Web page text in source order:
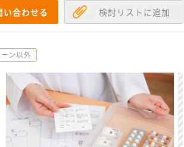
い合わせる 検討リストに追加
ン以外